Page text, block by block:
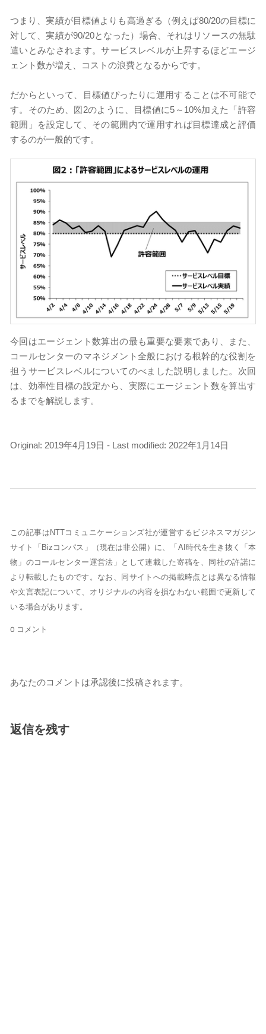
つまり、実績が目標値よりも高過ぎる（例えば80/20の目標に
対して、実績が90/20となった）場合、それはリソースの無駄
遣いとみなされます。サービスレベルが上昇するほどエージ
ェント数が増え、コストの浪費となるからです。
だからといって、目標値ぴったりに運用することは不可能で
す。そのため、図2のように、目標値に5～10%加えた「許容
範囲」を設定して、その範囲内で運用すれば目標達成と評価
するのが一般的です。
今回はエージェント数算出の最も重要な要素であり、また、
コールセンターのマネジメント全般における根幹的な役割を
担うサービスレベルについてのべました説明しました。次回
は、効率性目標の設定から、実際にエージェント数を算出す
るまでを解説します。
Original: 2019年4月19日 - Last modified: 2022年1月14日
この記事はNTTコミュニケーションズ社が運営するビジネスマガジン
サイト「Bizコンパス」（現在は非公開）に、「AI時代を生き抜く「本
物」のコールセンター運営法」として連載した寄稿を、同社の許諾に
より転載したものです。なお、同サイトへの掲載時点とは異なる情報
や文言表記について、オリジナルの内容を損なわない範囲で更新して
いる場合があります。
0 コメント
あなたのコメントは承認後に投稿されます。
返信を残す